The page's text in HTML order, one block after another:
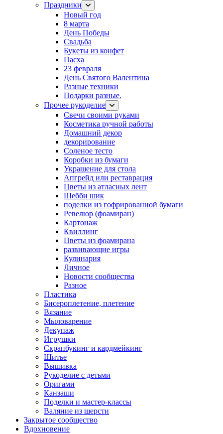
Праздники
Новый год
8 марта
День Победы
Свадьба
Букеты из конфет
Пасха
23 февраля
День Святого Валентина
Разные техники
Подарки разные.
Прочее рукоделие
Свечи своими руками
Косметика ручной работы
Домашний декор
декорирование
Соленое тесто
Коробки из бумаги
Украшение для стола
Апгрейд или реставрация
Цветы из атласных лент
Шебби шик
поделки из гофрированной бумаги
Ревелюр (фоамиран)
Картонаж
Квиллинг
Цветы из фоамирана
развивающие игры
Кулинария
Личное
Новости сообщества
Разное
Пластика
Бисероплетение, плетение
Вязание
Мыловарение
Декупаж
Игрушки
Скрапбукинг и кардмейкинг
Шитье
Вышивка
Рукоделие с детьми
Оригами
Канзаши
Поделки и мастер-классы
Валяние из шерсти
Закрытое сообщество
Вдохновение